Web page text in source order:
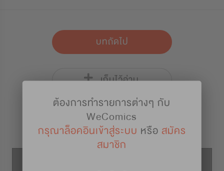
บทถัดไป
เก็บไว้อ่าน
รายละเอียดการ์ตูน
ต้องการทำรายการต่างๆ กับ
WeComics
กรุณาล็อคอินเข้าสู่ระบบ หรือ สมัคร
สมาชิก